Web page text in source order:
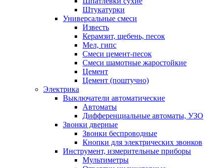
Штукатурки
Универсальные смеси
Известь
Керамзит, щебень, песок
Мел, гипс
Смеси цемент-песок
Смеси шамотные жаростойкие
Цемент
Цемент (поштучно)
Электрика
Выключатели автоматические
Автоматы
Дифференциальные автоматы, УЗО
Звонки дверные
Звонки беспроводные
Кнопки для электрических звонков
Инструмент, измерительные приборы
Мультиметры